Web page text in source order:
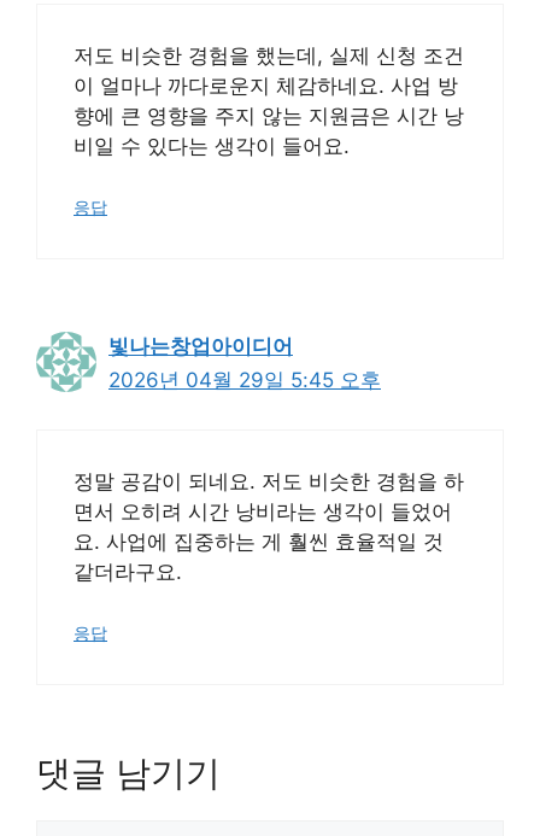
저도 비슷한 경험을 했는데, 실제 신청 조건
이 얼마나 까다로운지 체감하네요. 사업 방
향에 큰 영향을 주지 않는 지원금은 시간 낭
비일 수 있다는 생각이 들어요.
응답
빛나는창업아이디어
2026년 04월 29일 5:45 오후
정말 공감이 되네요. 저도 비슷한 경험을 하
면서 오히려 시간 낭비라는 생각이 들었어
요. 사업에 집중하는 게 훨씬 효율적일 것
같더라구요.
응답
댓글 남기기